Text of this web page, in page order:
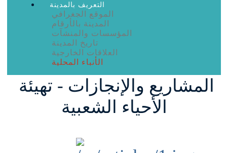
التعريف بالمدينة
الموقع الجغرافي
المدينة بالأرقام
المؤسسات والمنشآت
تاريخ المدينة
العلاقات الخارجية
الأنباء المحلية
الأحياء الشعبية